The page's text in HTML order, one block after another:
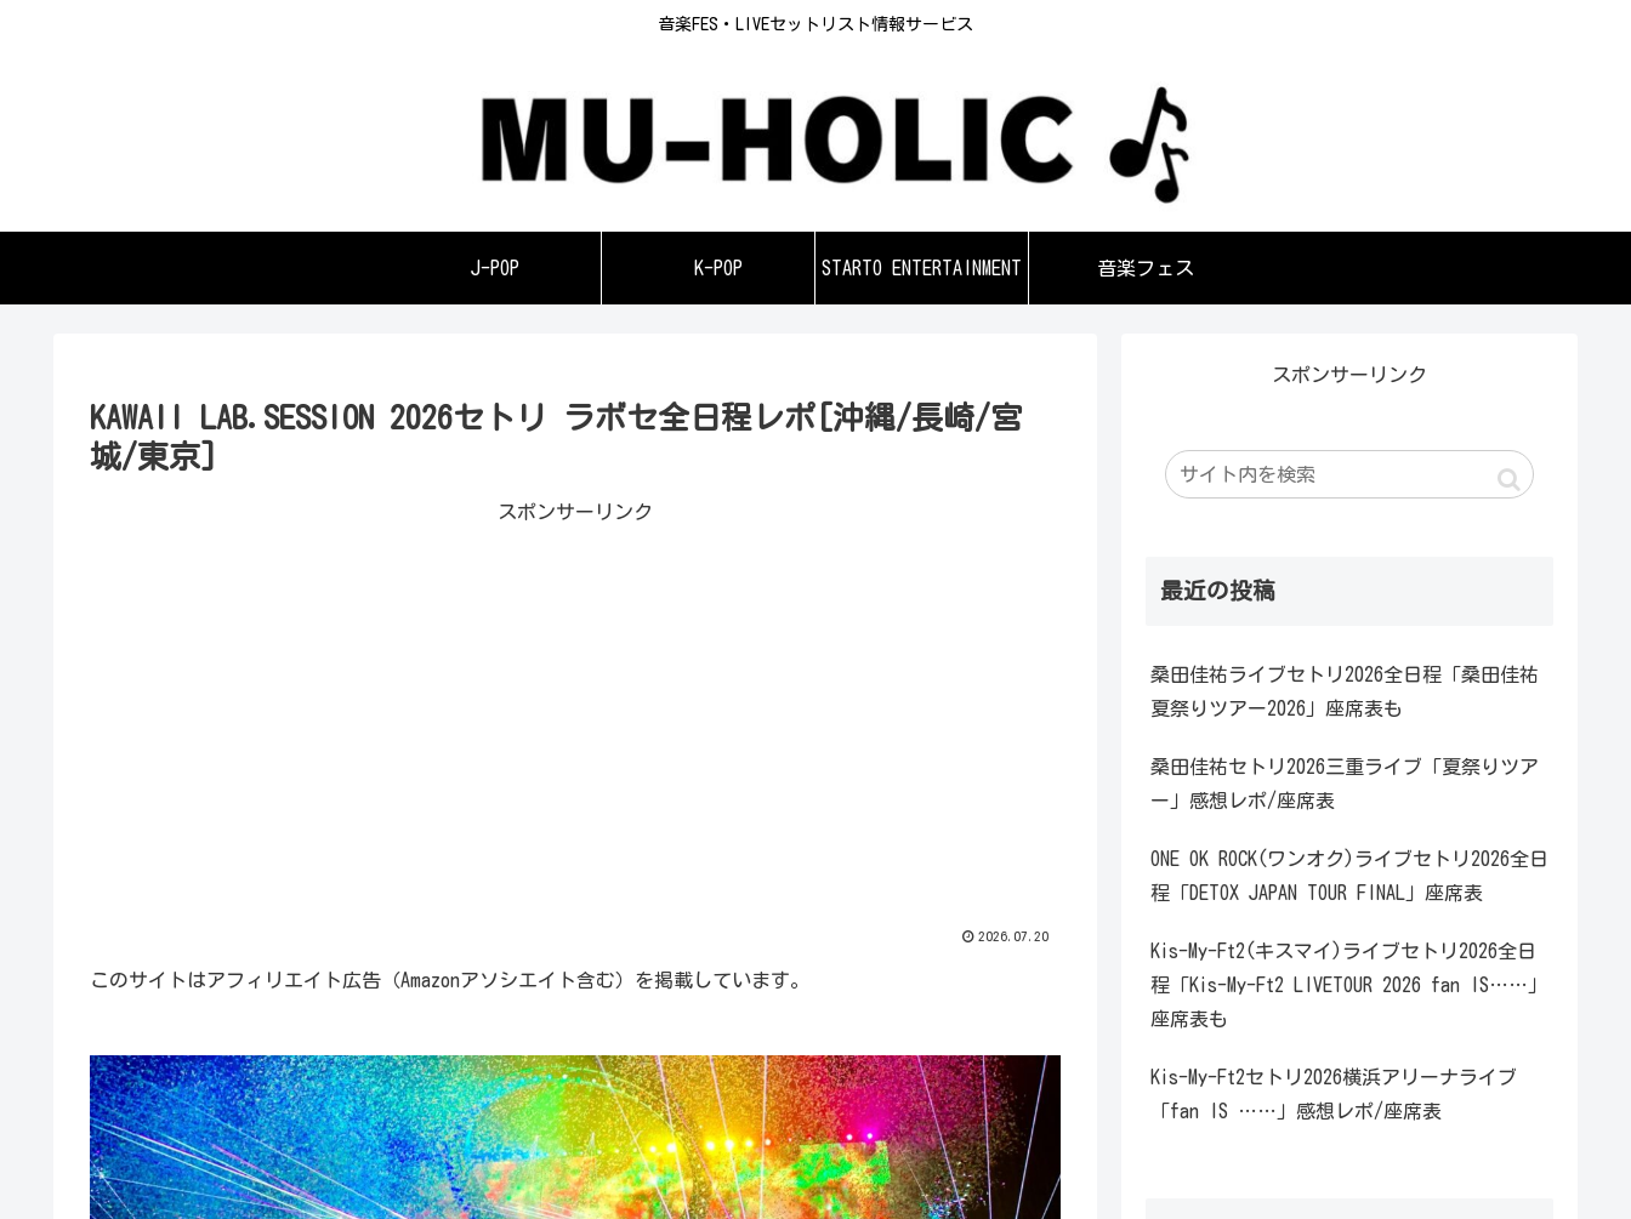
音楽FES・LIVEセットリスト情報サービス
J-POP K-POP STARTO ENTERTAINMENT 音楽フェス
KAWAII LAB.SESSION 2026セトリ ラボセ全日程レポ[沖縄/長崎/宮
城/東京]
スポンサーリンク
2026.07.20
このサイトはアフィリエイト広告（Amazonアソシエイト含む）を掲載しています。
スポンサーリンク
最近の投稿
桑田佳祐ライブセトリ2026全日程「桑田佳祐
夏祭りツアー2026」座席表も
桑田佳祐セトリ2026三重ライブ「夏祭りツア
ー」感想レポ/座席表
ONE OK ROCK(ワンオク)ライブセトリ2026全日
程「DETOX JAPAN TOUR FINAL」座席表
Kis-My-Ft2(キスマイ)ライブセトリ2026全日
程「Kis-My-Ft2 LIVETOUR 2026 fan IS……」
座席表も
Kis-My-Ft2セトリ2026横浜アリーナライブ
「fan IS ……」感想レポ/座席表